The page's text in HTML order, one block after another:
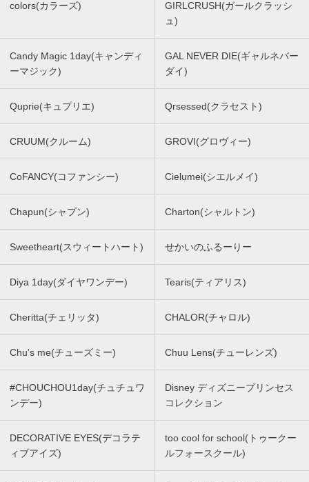
colors(カラーズ)
GIRLCRUSH(ガールクラッシ
ュ)
Candy Magic 1day(キャンディ
ーマジック)
GAL NEVER DIE(ギャルネバー
ダイ)
Quprie(キュプリエ) Qrsessed(クラセスト)
CRUUM(クルーム) GROVI(グロヴィー)
CoFANCY(コファンシー) Cielumei(シエルメイ)
Chapun(シャプン) Charton(シャルトン)
Sweetheart(スウィートハート) せかいのふるーりー
Diya 1day(ダイヤワンデー) Tearis(ティアリス)
Cheritta(チェリッタ) CHALOR(チャロル)
Chu's me(チューズミー) Chuu Lens(チューレンズ)
#CHOUCHOU1day(チュチュワ
ンデー)
Disney ディズニープリンセス
コレクション
DECORATIVE EYES(デコラテ
ィブアイズ)
too cool for school(トゥークー
ルフォースクール)